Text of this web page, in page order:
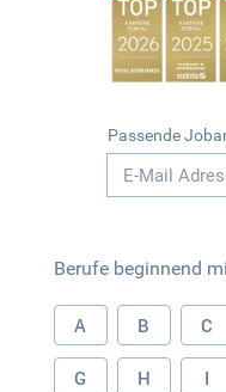
Passende
Berufe beginnend
A B C
G H I